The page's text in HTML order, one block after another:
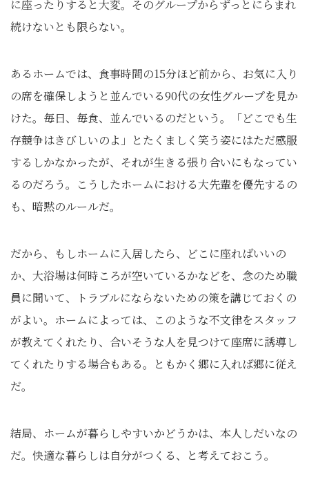
に座ったりすると大変。そのグループからずっとにらまれ
続けないとも限らない。
あるホームでは、食事時間の15分ほど前から、お気に入り
の席を確保しようと並んでいる90代の女性グループを見か
けた。毎日、毎食、並んでいるのだという。「どこでも生
存競争はきびしいのよ」とたくましく笑う姿にはただ感服
するしかなかったが、それが生きる張り合いにもなってい
るのだろう。こうしたホームにおける大先輩を優先するの
も、暗黙のルールだ。
だから、もしホームに入居したら、どこに座ればいいの
か、大浴場は何時ころが空いているかなどを、念のため職
員に聞いて、トラブルにならないための策を講じておくの
がよい。ホームによっては、このような不文律をスタッフ
が教えてくれたり、合いそうな人を見つけて座席に誘導し
てくれたりする場合もある。ともかく郷に入れば郷に従え
だ。
結局、ホームが暮らしやすいかどうかは、本人しだいなの
だ。快適な暮らしは自分がつくる、と考えておこう。